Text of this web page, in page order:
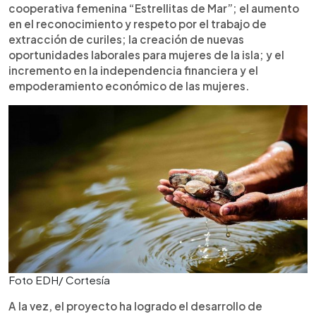
cooperativa femenina “Estrellitas de Mar”; el aumento
en el reconocimiento y respeto por el trabajo de
extracción de curiles; la creación de nuevas
oportunidades laborales para mujeres de la isla; y el
incremento en la independencia financiera y el
empoderamiento económico de las mujeres.
Foto EDH/ Cortesía
A la vez, el proyecto ha logrado el desarrollo de